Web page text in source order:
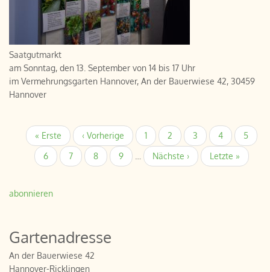
Saatgutmarkt
am Sonntag, den 13. September von 14 bis 17 Uhr
im Vermehrungsgarten Hannover, An der Bauerwiese 42, 30459
Hannover
Seitennummerierung
Erste
Seite
« Erste
Vorherige
Seite
‹ Vorherige Page
1 Page
2 Page
3 Page
4 Page
5
Page
6 Page
7 Page
8 Page
9
Nächste
Seite
Nächste ›
Letzte
Seite
Letzte »
abonnieren
Gartenadresse
An der Bauerwiese 42
Hannover-Ricklingen